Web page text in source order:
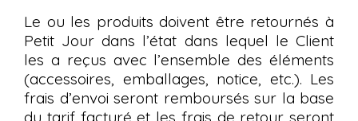
Le ou les produits doivent être retournés à
Petit Jour dans l’état dans lequel le Client
les a reçus avec l’ensemble des éléments
(accessoires, emballages, notice, etc.). Les
frais d’envoi seront remboursés sur la base
du tarif facturé et les frais de retour seront